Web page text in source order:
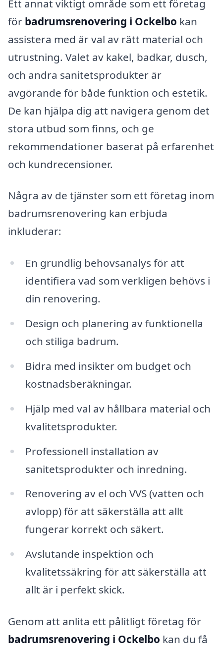
Ett annat viktigt område som ett företag
för badrumsrenovering i Ockelbo kan
assistera med är val av rätt material och
utrustning. Valet av kakel, badkar, dusch,
och andra sanitetsprodukter är
avgörande för både funktion och estetik.
De kan hjälpa dig att navigera genom det
stora utbud som finns, och ge
rekommendationer baserat på erfarenhet
och kundrecensioner.
Några av de tjänster som ett företag inom
badrumsrenovering kan erbjuda
inkluderar:
En grundlig behovsanalys för att
identifiera vad som verkligen behövs i
din renovering.
Design och planering av funktionella
och stiliga badrum.
Bidra med insikter om budget och
kostnadsberäkningar.
Hjälp med val av hållbara material och
kvalitetsprodukter.
Professionell installation av
sanitetsprodukter och inredning.
Renovering av el och VVS (vatten och
avlopp) för att säkerställa att allt
fungerar korrekt och säkert.
Avslutande inspektion och
kvalitetssäkring för att säkerställa att
allt är i perfekt skick.
Genom att anlita ett pålitligt företag för
badrumsrenovering i Ockelbo kan du få